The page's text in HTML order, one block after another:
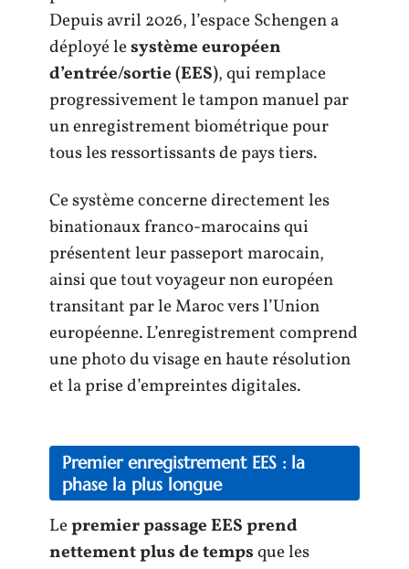
Depuis avril 2026, l’espace Schengen a
déployé lesystème européen
d’entrée/sortie (EES), qui remplace
progressivement le tampon manuel par
un enregistrement biométrique pour
tous les ressortissants de pays tiers.
Ce système concerne directement les
binationaux franco-marocains qui
présentent leur passeport marocain,
ainsi que tout voyageur non européen
transitant par le Maroc vers l’Union
européenne. L’enregistrement comprend
une photo du visage en haute résolution
et la prise d’empreintes digitales.
Premier enregistrement EES : la
phase la plus longue
Lepremier passage EES prend
nettement plus de tempsque les